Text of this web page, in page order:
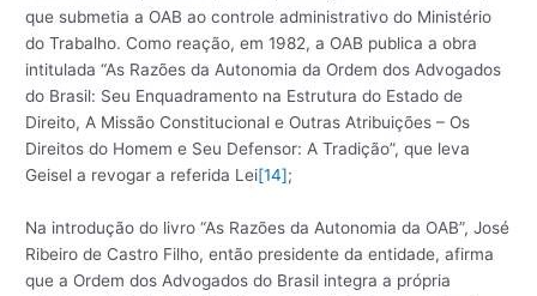
que submetia a OAB ao controle administrativo do Ministério
do Trabalho. Como reação, em 1982, a OAB publica a obra
intitulada “As Razões da Autonomia da Ordem dos Advogados
do Brasil: Seu Enquadramento na Estrutura do Estado de
Direito, A Missão Constitucional e Outras Atribuições – Os
Direitos do Homem e Seu Defensor: A Tradição”, que leva
Geisel a revogar a referida Lei[14];
Na introdução do livro “As Razões da Autonomia da OAB”, José
Ribeiro de Castro Filho, então presidente da entidade, afirma
que a Ordem dos Advogados do Brasil integra a própria